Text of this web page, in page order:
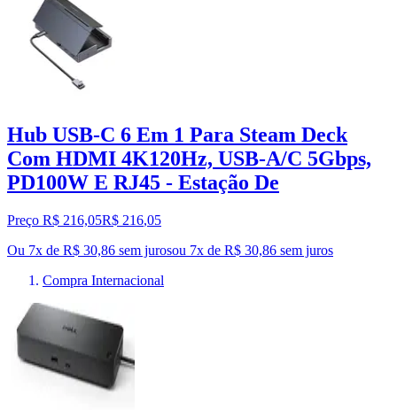
Hub USB-C 6 Em 1 Para Steam Deck
Com HDMI 4K120Hz, USB-A/C 5Gbps,
PD100W E RJ45 - Estação De
Preço R$ 216,05R$ 216,05
Ou 7x de R$ 30,86 sem jurosou 7x de R$ 30,86 sem juros
Compra Internacional